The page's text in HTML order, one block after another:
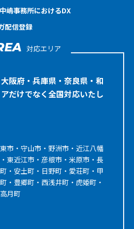
嶋事務所におけるDX
配信登録
対応エリア
阪府・兵庫県・奈良県・和
だけでなく全国対応いたし
市・守山市・野洲市・近江八幡
東近江市・彦根市・米原市・長
・安土町・日野町・愛荘町・甲
・豊郷町・西浅井町・虎姫町・
月町